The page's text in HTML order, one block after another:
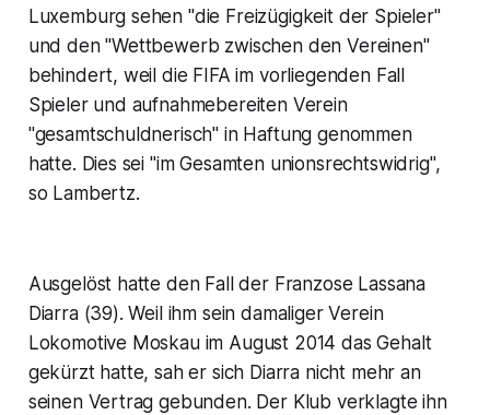
Luxemburg sehen "die Freizügigkeit der Spieler"
und den "Wettbewerb zwischen den Vereinen"
behindert, weil die FIFA im vorliegenden Fall
Spieler und aufnahmebereiten Verein
"gesamtschuldnerisch" in Haftung genommen
hatte. Dies sei "im Gesamten unionsrechtswidrig",
so Lambertz.
Ausgelöst hatte den Fall der Franzose Lassana
Diarra (39). Weil ihm sein damaliger Verein
Lokomotive Moskau im August 2014 das Gehalt
gekürzt hatte, sah er sich Diarra nicht mehr an
seinen Vertrag gebunden. Der Klub verklagte ihn